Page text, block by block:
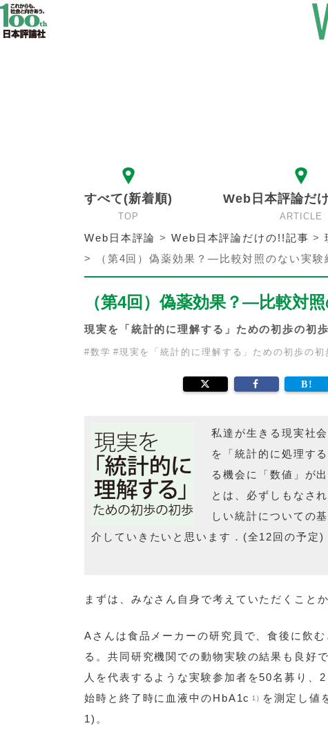
すべて(新着順)
TOP
Web日本評論だ
ARTICLE
Web日本評論 > Web日本評論だけの!!記事 >
>
（第4回）偽薬効果？—比較対照のない実
（第4回）偽薬効果？—比較対
現実を「統計的に理解する」ための初歩の初
#数学 #現実を「統計的に理解する」ための初歩の初
私達が生きる現実社
を「統計的に処理す
る機会に「数値」が
とは、必ずしもなさ
しい統計についての
介していきたいと思います．(全12回の予定)
まずは、みなさん自身で考えていただくこと
Aさんは食品メーカーの研究員で、食後に飲
る。共同研究機関での動物実験の結果も良好
人を代表するような実験参加者を50名募り、
始時と終了時に血液中のHbA1c
1)
を測定し値
1)。